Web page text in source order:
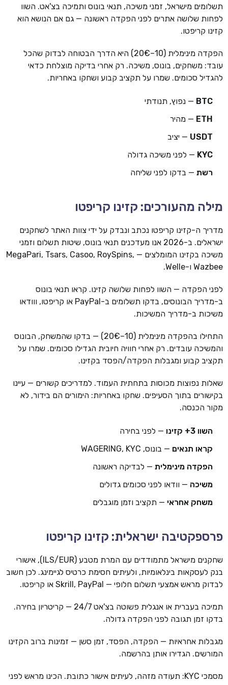
תשלומים מישראל, זמני משיכה, תנאי בונוס ותמיכה בצ'אט. השוו
לפחות שלושה אתרים לפני הפקדה ראשונה — גם אם הנושא הוא
קזינו קריפטו.
הפקדה מינימלית (10–20€) היא הדרך הבטוחה לבדוק שהכל
עובד: משחקים, בונוס, משיכה. רק אחרי בדיקה מוצלחת כדאי
להגדיל סכומים. שמרו על תקציב קבוע ושחקו באחריות.
BTC — נפוץ, תנודתי
ETH — מהיר
USDT — יציב
KYC — לפני משיכה גדולה
רשת — בדקו לפני שליחה
מילה מהעורכים: קזינו קריפטו
מדריך ה-קזינו קריפטו נכתב ונבדק על ידי צוות האתר לשחקנים
ישראלים. ב-2026 אנו מעדכנים תנאי בונוס, שיטות תשלום וזמני
משיכה בקזינו המומלצים — MegaPari, Tsars, Casoo, RoySpins,
Wazbee ו-Welle.
לפני הפקדה — השוו לפחות שלושה קזינו. קראו תנאי בונוס
ב-מדריך הבונוסים, בדקו תשלומים ב-PayPal או קריפטו, ווודאו
משיכות ב-מדריך המשיכות.
התחילו בהפקדה מינימלית (10–20€) — בדקו שהמשחק, הבונוס
והמשיכה עובדים. רק אחרי חוויה חיובית הגדילו סכומים. שמרו על
תקציב קבוע ומגבלות הפקדה/הפסד בקזינו.
שאלות נפוצות מכוסות בתחתית העמוד. למדריכים קשורים — עיינו
בקישורים בתוך הסעיפים. שחקו באחריות: הימורים הם בידור, לא
מקור הכנסה.
השוו 3+ קזינו
— לפני בחירה
קראו תנאים — בונוס, WAGERING, KYC
הפקדה מינימלית — לבדיקה ראשונה
משיכה — וודאו לפני סכומים גדולים
משחק אחראי — תקציב וזמן מוגבלים
פרספקטיבה ישראלית: קזינו קריפטו
שחקנים מישראל מתמודדים עם המרת מטבע (ILS/EUR), אישורי
בנק לעסקאות בינלאומיות, ולעיתים חסימת כרטיס לגיימינג. לכן חשוב
לבדוק מראש אמצעי תשלום חלופי — Skrill, PayPal או קריפטו.
תמיכה בעברית או אנגלית פשוטה בצ'אט 24/7 — קריטריון בחירה.
בדקו זמן תגובה לפני הפקדה גדולה.
מגבלות אחראיות — הפקדה, הפסד, זמן סשן — זמינות ברוב הקזינו
המורשים. הגדירו אותן בהרשמה.
מסמכי KYC: תעודה מזהה, לעיתים אישור כתובת. הכינו מראש לפני